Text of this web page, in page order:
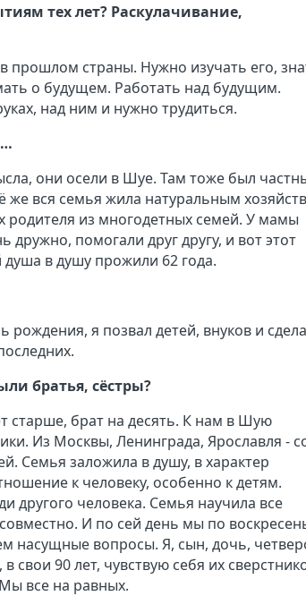
тех лет? Раскулачивание,
страны. Нужно изучать его,
о будущем. Работать над будущим.
над ним и нужно трудиться.
они осели в Шуе. Там тоже был
вся семья жила натуральным
родителя из многодетных семей. У мамы
помогали друг другу, и вот этот
в душу прожили 62 года.
я позвал детей, внуков и
братья, сёстры?
старше, брат на десять. К нам в Шую
Из Москвы, Ленинграда, Ярославля -
Семья заложила в душу, в характер
к человеку, особенно к детям.
другого человека. Семья научила все
И по сей день мы по
насущные вопросы. Я, сын, дочь,
свои 90 лет, чувствую себя их
все на равных.